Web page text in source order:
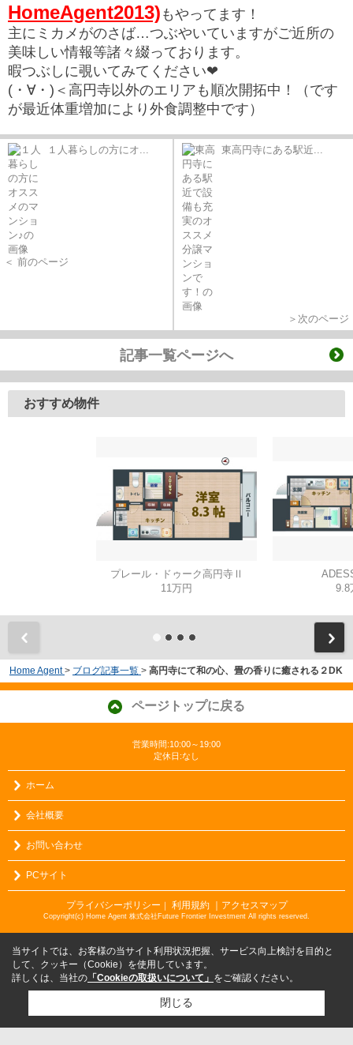
HomeAgent2013) もやってます！
主にミカメがのさば…つぶやいていますがご近所の
美味しい情報等諸々綴っております。
暇つぶしに覗いてみてください❤
(・∀・)＜高円寺以外のエリアも順次開拓中！（です
が最近体重増加により外食調整中です）
１人暮らしの方にオ...
＜ 前のページ
東高円寺にある駅近...
＞次のページ
記事一覧ページへ
おすすめ物件
プレール・ドゥーク高円寺Ⅱ
11万円
9.8
Home Agent > ブログ記事一覧 > 高円寺にて和の心、畳の香りに癒される２DK
ページトップに戻る
営業時間:10:00～19:00
定休日:なし
ホーム
会社概要
お問い合わせ
PCサイト
プライバシーポリシー ｜ 利用規約 ｜アクセスマップ
Copyright(c) Home Agent 株式会社Future Frontier Investment All rights reserved.
当サイトでは、お客様の当サイト利用状況把握、サービス向上検討を目的と
して、クッキー（Cookie）を使用しています。
詳しくは、当社の 「Cookieの取扱いについて」 をご確認ください。
閉じる